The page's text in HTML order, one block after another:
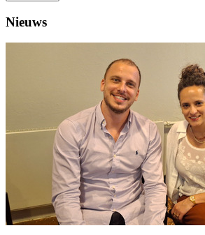
Nieuws